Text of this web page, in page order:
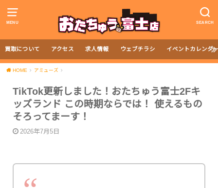
MENU SEARCH
買取について アクセス 求人情報 ウェブチラシ イベントカレンダ
HOME アミューズ
TikTok更新しました！おたちゅう富士2Fキ
ッズランド この時期ならでは！ 使えるもの
そろってまーす！
2026年7月5日